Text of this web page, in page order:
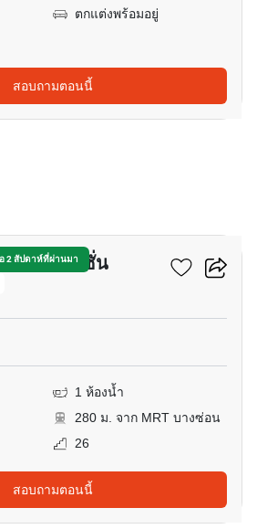
ตกแต่งพร้อมอยู่
สอบถามตอนนี้
2 สัปดาห์ที่ผ่านมา
ซ่อน สเตชั่น
1 ห้องน้ำ
280 ม. จาก MRT บางซ่อน
26
สอบถามตอนนี้